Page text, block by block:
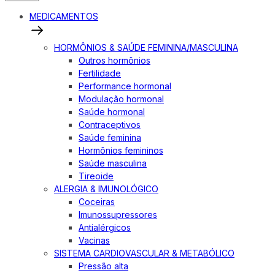
MEDICAMENTOS
HORMÔNIOS & SAÚDE FEMININA/MASCULINA
Outros hormônios
Fertilidade
Performance hormonal
Modulação hormonal
Saúde hormonal
Contraceptivos
Saúde feminina
Hormônios femininos
Saúde masculina
Tireoide
ALERGIA & IMUNOLÓGICO
Coceiras
Imunossupressores
Antialérgicos
Vacinas
SISTEMA CARDIOVASCULAR & METABÓLICO
Pressão alta